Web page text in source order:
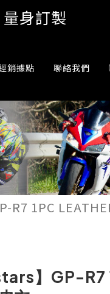
量身訂製
銷據點 聯絡我們
R7 1PC
】GP-R7